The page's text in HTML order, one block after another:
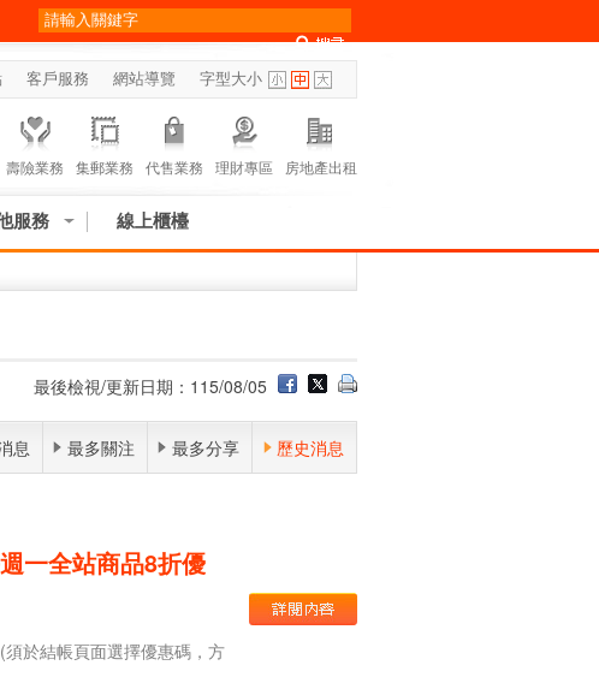
客戶服務 網站導覽 字型大小
壽險業務 集郵業務 代售業務 理財專區 房地產出租
服務 線上櫃檯
最後檢視/更新日期：115/08/05
息 最多關注 最多分享 歷史消息
一全站商品8折優
於結帳頁面選擇優惠碼，方